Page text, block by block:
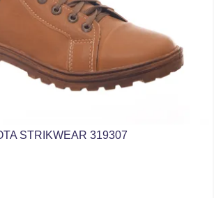
STRIKWEAR 319307